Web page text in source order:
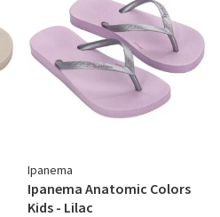
Ipanema
Ipanema Anatomic Colors
Kids - Lilac